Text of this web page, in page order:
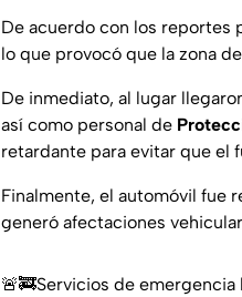
De acuerdo con los reportes
lo que provocó que la zona
De inmediato, al lugar
así como personal de
retardante para evitar que el
Finalmente, el automóvil fue
generó afectaciones
🚨🚒Servicios de